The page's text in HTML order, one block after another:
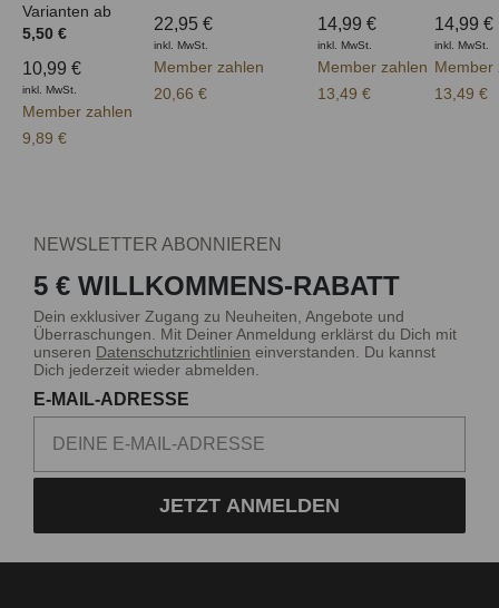
Varianten ab
5,50 €
10,99 €
inkl. MwSt.
Member zahlen
9,89 €
22,95 €
inkl. MwSt.
Member zahlen
20,66 €
14,99 €
inkl. MwSt.
Member zahlen
13,49 €
14,99 €
inkl. MwSt.
Member
13,49 €
NEWSLETTER ABONNIEREN
5 € WILLKOMMENS-RABATT
Dein exklusiver Zugang zu Neuheiten, Angebote und
Überraschungen. Mit Deiner Anmeldung erklärst du Dich mit
unseren Datenschutzrichtlinien einverstanden. Du kannst
Dich jederzeit wieder abmelden.
E-MAIL-ADRESSE
JETZT ANMELDEN